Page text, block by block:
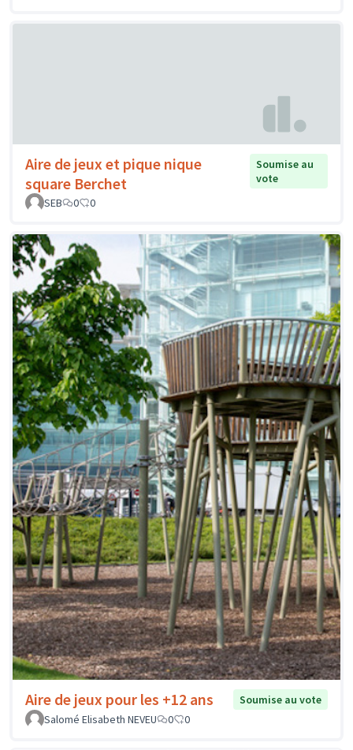
Aire de jeux et pique nique
square Berchet
Soumise au
vote
SEB
0 0
Aire de jeux pour les +12 ans
Soumise au vote
Salomé Elisabeth NEVEU
0 0